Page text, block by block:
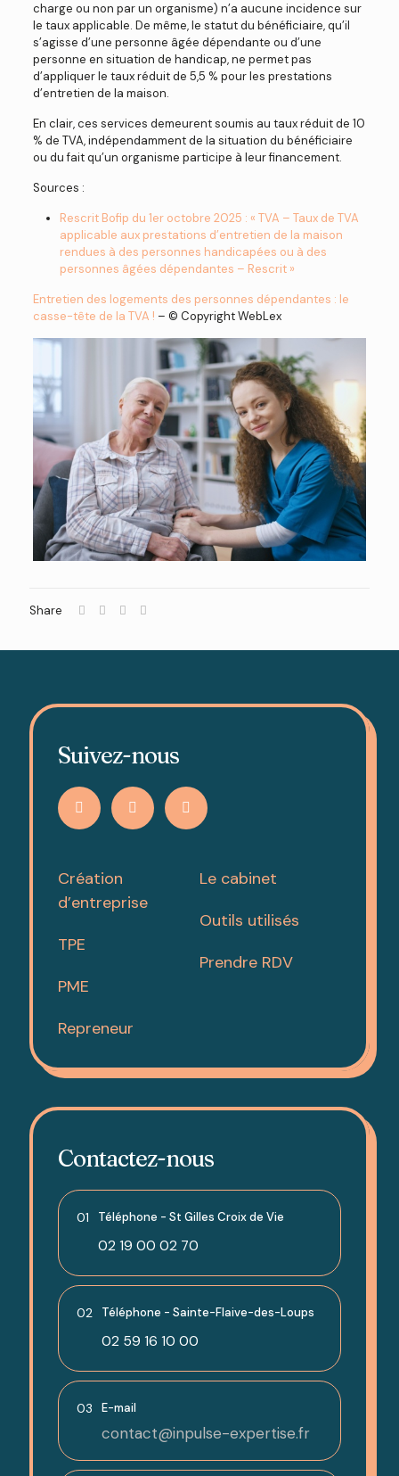
charge ou non par un organisme) n’a aucune incidence sur
le taux applicable. De même, le statut du bénéficiaire, qu’il
s’agisse d’une personne âgée dépendante ou d’une
personne en situation de handicap, ne permet pas
d’appliquer le taux réduit de 5,5 % pour les prestations
d’entretien de la maison.
En clair, ces services demeurent soumis au taux réduit de 10
% de TVA, indépendamment de la situation du bénéficiaire
ou du fait qu’un organisme participe à leur financement.
Sources :
Rescrit Bofip du 1er octobre 2025 : « TVA – Taux de TVA
applicable aux prestations d’entretien de la maison
rendues à des personnes handicapées ou à des
personnes âgées dépendantes – Rescrit »
Entretien des logements des personnes dépendantes : le
casse-tête de la TVA ! – © Copyright WebLex
Share
Suivez-nous
Création
d’entreprise
TPE
PME
Repreneur
Le cabinet
Outils utilisés
Prendre RDV
Contactez-nous
01 Téléphone - St Gilles Croix de Vie
02 19 00 02 70
02 Téléphone - Sainte-Flaive-des-Loups
02 59 16 10 00
03 E-mail
contact@inpulse-expertise.fr